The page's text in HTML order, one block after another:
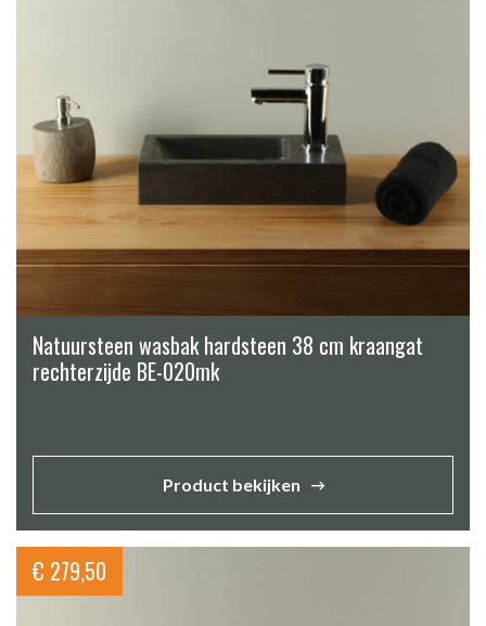
Natuursteen wasbak hardsteen 38 cm kraangat
rechterzijde BE-020mk
Product bekijken
€ 279,50